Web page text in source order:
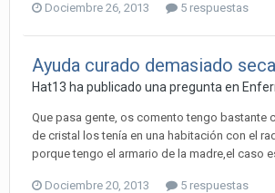
Dociembre 26, 2013 5 respuestas
Ayuda curado demasiado seca
Hat13 ha publicado una pregunta en
Que pasa gente, os comento tengo bastante
de cristal los tenía en una habitación con el
porque tengo el armario de la madre,el caso
Dociembre 20, 2013 5 respuestas